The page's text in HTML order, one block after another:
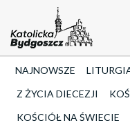
NAJNOWSZE
Z ŻYCIA DIECEZJI
KOŚCIÓŁ NA ŚWIECIE